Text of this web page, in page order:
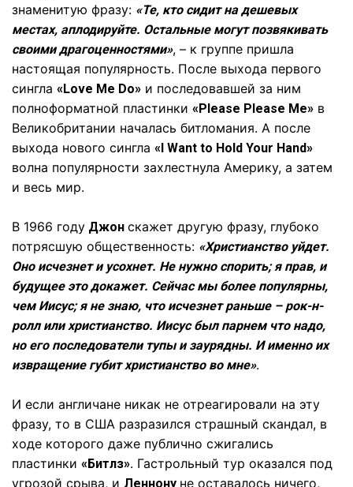
знаменитую фразу: «Те, кто сидит на дешевых
местах, аплодируйте. Остальные могут позвякивать
своими драгоценностями», – к группе пришла
настоящая популярность. После выхода первого
сингла «Love Me Do» и последовавшей за ним
полноформатной пластинки «Please Please Me» в
Великобритании началась битломания. А после
выхода нового сингла «I Want to Hold Your Hand»
волна популярности захлестнула Америку, а затем
и весь мир.
В 1966 году Джон скажет другую фразу, глубоко
потрясшую общественность: «Христианство уйдет.
Оно исчезнет и усохнет. Не нужно спорить; я прав, и
будущее это докажет. Сейчас мы более популярны,
чем Иисус; я не знаю, что исчезнет раньше – рок-н-
ролл или христианство. Иисус был парнем что надо,
но его последователи тупы и заурядны. И именно их
извращение губит христианство во мне».
И если англичане никак не отреагировали на эту
фразу, то в США разразился страшный скандал, в
ходе которого даже публично сжигались
пластинки «Битлз». Гастрольный тур оказался под
угрозой срыва, и Леннону не оставалось ничего,